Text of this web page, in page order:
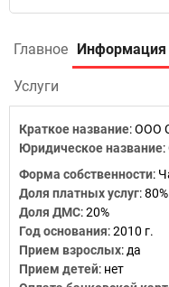
Главное Информация
Услуги
Краткое название:ООО
Юридическое название:
Форма собственности:
Доля платных услуг:80%
Доля ДМС:20%
Год основания:2010 г.
Прием взрослых: да
Прием детей: нет